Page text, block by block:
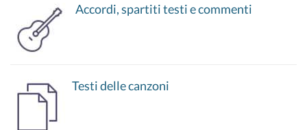
Accordi, spartiti testi e commenti
Testi delle canzoni